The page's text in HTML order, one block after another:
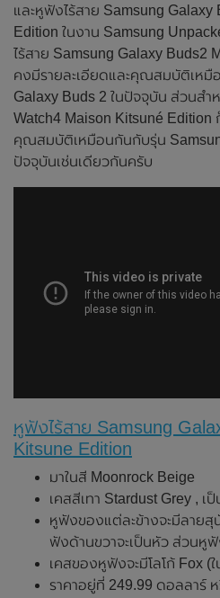
และหูฟังไร้สาย Samsung Galaxy
Edition ในงาน Samsung
ไร้สาย Samsung Galaxy Buds2
คงมีรายละเอียดและคุณสมบัติเหมื
Galaxy Buds 2 ในปัจจุบัน ส่วนสำ
Watch4 Maison Kitsuné Edition
คุณสมบัติเหมือนกันกับรุ่น
ปัจจุบันเช่นเดียวกันครับ
หูฟังไร้สาย Samsung
Kitsune Edition
มาในสี Moonrock Beige
เคสสีเทา Stardust Grey , เ
หูฟังของแต่ละข้างจะมีลาย
ฟังด้านขวาจะเป็นหัว ส่วนหูฟั
เคสของหูฟังจะมีโลโก้ Fox
ราคาอยู่ที่ 249.99 ดอลลาร์